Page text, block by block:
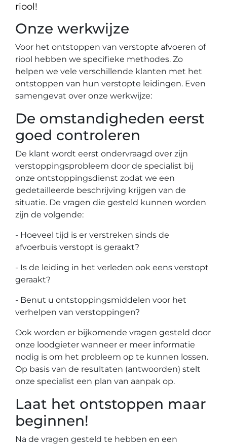
riool!
Onze werkwijze
Voor het ontstoppen van verstopte afvoeren of
riool hebben we specifieke methodes. Zo
helpen we vele verschillende klanten met het
ontstoppen van hun verstopte leidingen. Even
samengevat over onze werkwijze:
De omstandigheden eerst
goed controleren
De klant wordt eerst ondervraagd over zijn
verstoppingsprobleem door de specialist bij
onze ontstoppingsdienst zodat we een
gedetailleerde beschrijving krijgen van de
situatie. De vragen die gesteld kunnen worden
zijn de volgende:
- Hoeveel tijd is er verstreken sinds de
afvoerbuis verstopt is geraakt?
- Is de leiding in het verleden ook eens verstopt
geraakt?
- Benut u ontstoppingsmiddelen voor het
verhelpen van verstoppingen?
Ook worden er bijkomende vragen gesteld door
onze loodgieter wanneer er meer informatie
nodig is om het probleem op te kunnen lossen.
Op basis van de resultaten (antwoorden) stelt
onze specialist een plan van aanpak op.
Laat het ontstoppen maar
beginnen!
Na de vragen gesteld te hebben en een